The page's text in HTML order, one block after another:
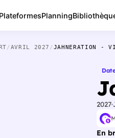
PlateformesPlanning
/AVRIL 2027 /JAHNERATION -
2027
En